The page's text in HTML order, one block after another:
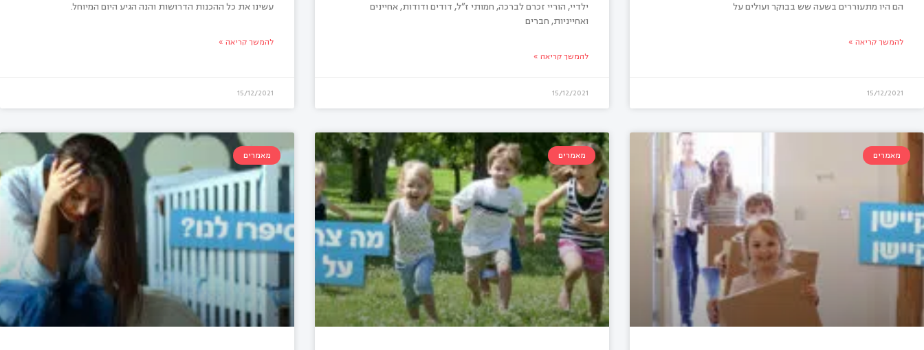
הם היו מתעוררים בשעה שש בבוקר ועולים על
להמשך קריאה »
15/12/2021
ילדיי, הוריי זכרם לברכה, חמותי ז”ל, דודים ודודות, אחיינים
ואחייניות, חברים
להמשך קריאה »
15/12/2021
עשינו את כל ההכנות הדרושות והנה הגיע היום המיוחל.
להמשך קריאה »
15/12/2021
מאמרים מאמרים מאמרים